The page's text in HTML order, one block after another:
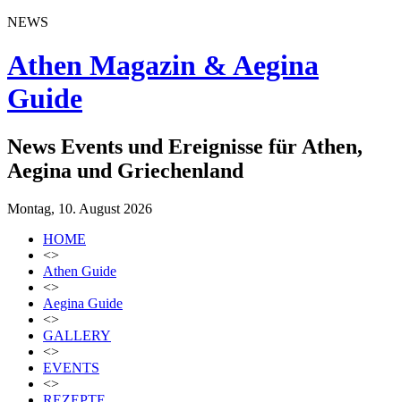
NEWS
Athen Magazin & Aegina
Guide
News Events und Ereignisse für Athen,
Aegina und Griechenland
Montag, 10. August 2026
HOME
<>
Athen Guide
<>
Aegina Guide
<>
GALLERY
<>
EVENTS
<>